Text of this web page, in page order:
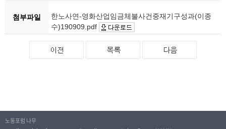
첨부파일
한노사연-영화산업임금체불사건중재기구성과(이종
수)190909.pdf
노동포럼 나무